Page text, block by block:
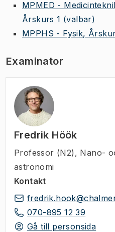
MPMED -
Årskurs 1 (valbar)
MPPHS - Fysik,
Examinator
Fredrik Höök
Professor (N2) , Nano-
astronomi
Kontakt
070-895 12 39
Gå till personsida